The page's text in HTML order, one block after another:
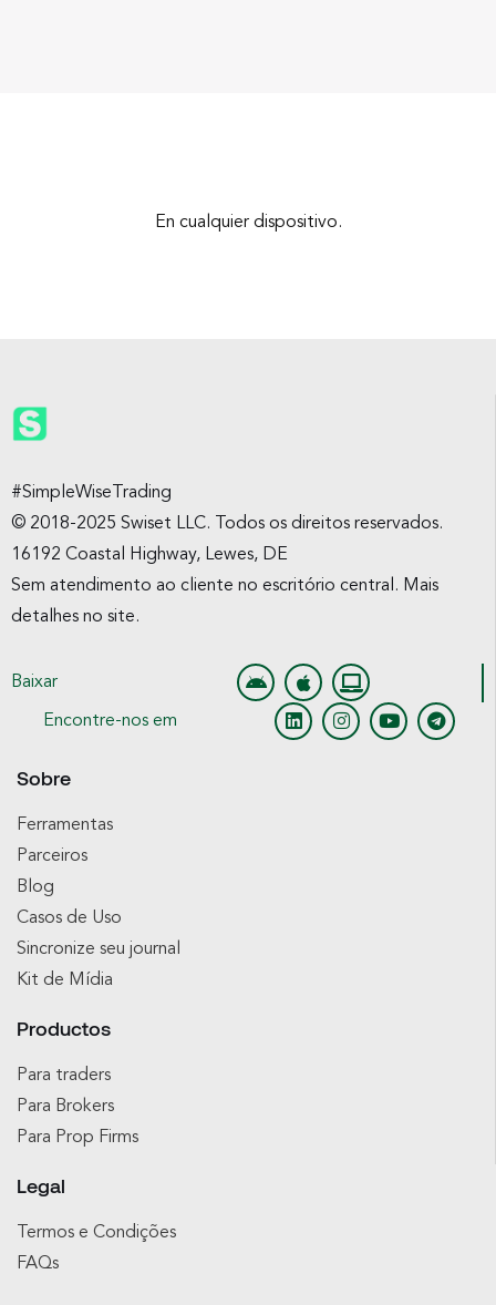
En cualquier dispositivo.
#SimpleWiseTrading
© 2018-2025 Swiset LLC. Todos os direitos reservados.
16192 Coastal Highway, Lewes, DE
Sem atendimento ao cliente no escritório central. Mais
detalhes no site.
Baixar
Encontre-nos em
Sobre
Ferramentas
Parceiros
Blog
Casos de Uso
Sincronize seu journal
Kit de Mídia
Productos
Para traders
Para Brokers
Para Prop Firms
Legal
Termos e Condições
FAQs